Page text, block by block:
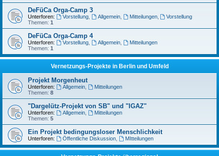
DeFüCa Orga-Camp 3
Unterforen: Vorstellung, Allgemein, Mitteilungen,
Vorstellung
Themen: 1
DeFüCa Orga-Camp 4
Unterforen: Vorstellung, Allgemein,
Mitteilungen
Themen: 1
Vernetzungs-Projekte in Berlin und Umfeld
Projekt Morgenheut
Unterforen: Allgemein,
Mitteilungen
Themen: 8
"Dargelütz-Projekt von SB" und "IGAZ"
Unterforen: Allgemein,
Mitteilungen
Themen: 5
Ein Projekt bedingungsloser Menschlichkeit
Unterforen: Öffentliche Diskussion, MItteilungen